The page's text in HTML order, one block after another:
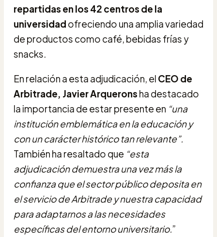
repartidas en los 42 centros de la
universidad ofreciendo una amplia variedad
de productos como café, bebidas frías y
snacks.
En relación a esta adjudicación, el CEO de
Arbitrade, Javier Arquerons ha destacado
la importancia de estar presente en “una
institución emblemática en la educación y
con un carácter histórico tan relevante”.
También ha resaltado que “esta
adjudicación demuestra una vez más la
confianza que el sector público deposita en
el servicio de Arbitrade y nuestra capacidad
para adaptarnos a las necesidades
específicas del entorno universitario.”